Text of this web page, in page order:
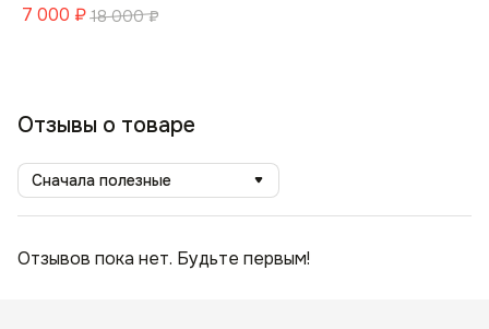
7 000 ₽ 18 000 ₽
Отзывы о товаре
Сначала полезные
Отзывов пока нет. Будьте первым!